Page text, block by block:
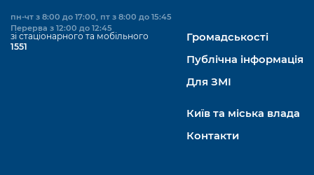
пн-чт з 8:00 до 17:00, пт з 8:00 до 15:45
Перерва з 12:00 до 12:45
зі стаціонарного та мобільного
1551
Громадськості
Публічна інформація
Для ЗМІ
Київ та міська влада
Контакти